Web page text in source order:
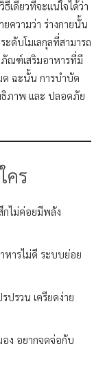
เดียวที่จะแน่ใจได้ว่า
ความว่า ร่างกายนั้น
ดับโมเลกุลที่สามารถ
ณฑ์เสริมอาหารที่มี
ด ฉะนั้น การบำบัด
ธิภาพ และ ปลอดภัย
คร
ไม่ค่อยมีพลัง
ารไม่ดี ระบบย่อย
ปรวน เครียดง่าย
ง อยากจดจ่อกับ